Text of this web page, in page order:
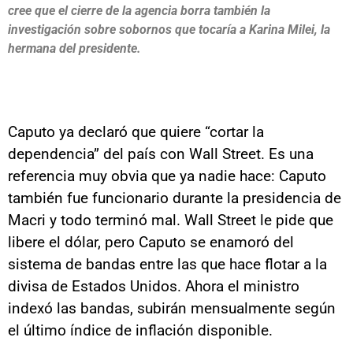
cree que el cierre de la agencia borra también la
investigación sobre sobornos que tocaría a Karina Milei, la
hermana del presidente.
Caputo ya declaró que quiere “cortar la
dependencia” del país con Wall Street. Es una
referencia muy obvia que ya nadie hace: Caputo
también fue funcionario durante la presidencia de
Macri y todo terminó mal. Wall Street le pide que
libere el dólar, pero Caputo se enamoró del
sistema de bandas entre las que hace flotar a la
divisa de Estados Unidos. Ahora el ministro
indexó las bandas, subirán mensualmente según
el último índice de inflación disponible.